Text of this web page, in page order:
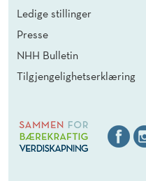
Ledige stillinger
Presse
NHH Bulletin
Tilgjengelighetserklæring